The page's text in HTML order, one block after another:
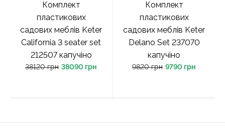
Комплект
пластикових
садових меблів Keter
California 3 seater set
212507 капучіно
38120 грн 38090 грн
Комплект
пластикових
садових меблів Keter
Delano Set 237070
капучіно
9820 грн 9790 грн